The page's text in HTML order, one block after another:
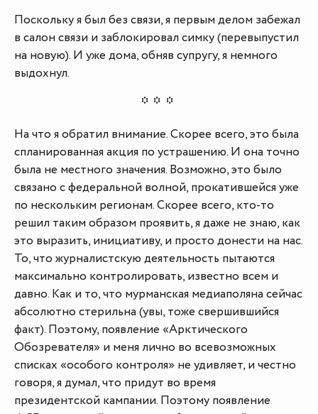
Поскольку я был без связи, я первым делом забежал
в салон связи и заблокировал симку (перевыпустил
на новую). И уже дома, обняв супругу, я немного
выдохнул.
На что я обратил внимание. Скорее всего, это была
спланированная акция по устрашению. И она точно
была не местного значения. Возможно, это было
связано с федеральной волной, прокатившейся уже
по нескольким регионам. Скорее всего, кто-то
решил таким образом проявить, я даже не знаю, как
это выразить, инициативу, и просто донести на нас.
То, что журналистскую деятельность пытаются
максимально контролировать, известно всем и
давно. Как и то, что мурманская медиаполяна сейчас
абсолютно стерильна (увы, тоже свершившийся
факт). Поэтому, появление «Арктического
Обозревателя» и меня лично во всевозможных
списках «особого контроля» не удивляет, и честно
говоря, я думал, что придут во время
президентской кампании. Поэтому появление